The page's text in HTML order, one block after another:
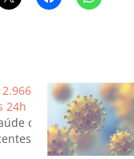
24h
divulgou